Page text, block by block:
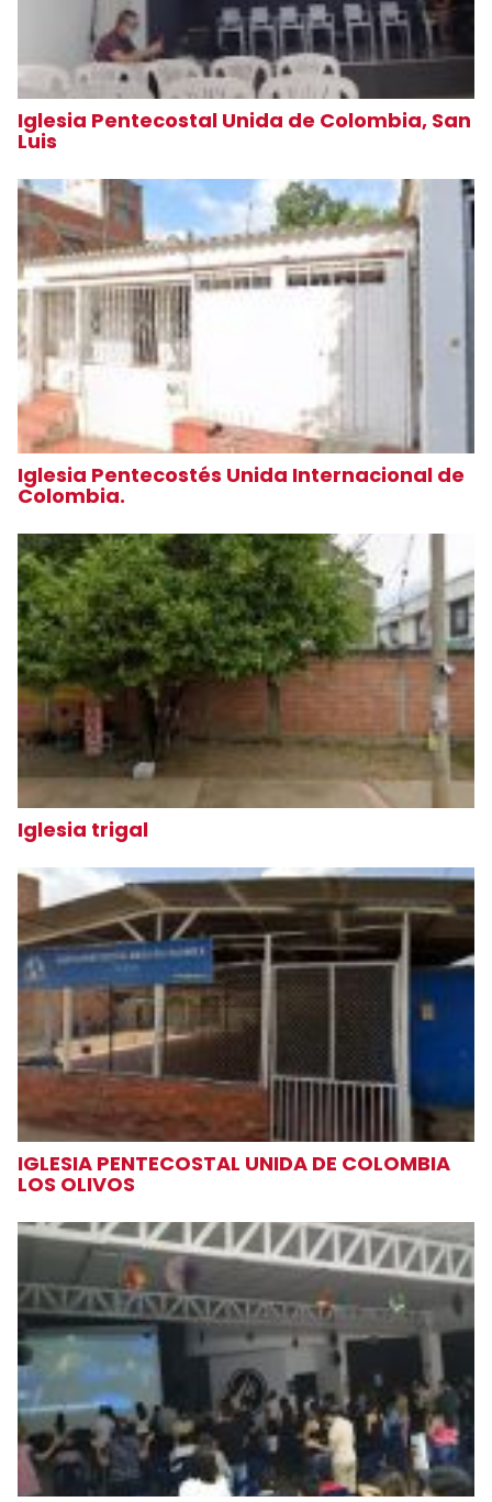
Iglesia Pentecostal Unida de Colombia, San
Luis
Iglesia Pentecostés Unida Internacional de
Colombia.
Iglesia trigal
IGLESIA PENTECOSTAL UNIDA DE COLOMBIA
LOS OLIVOS